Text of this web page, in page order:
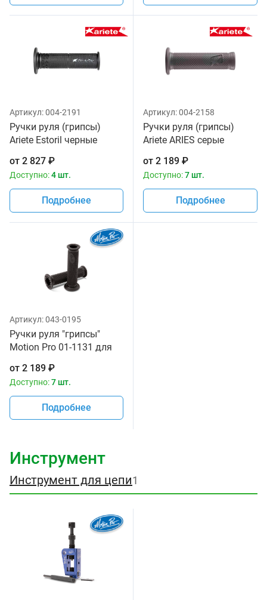
Артикул:004-2191
Ручки руля (грипсы)
Ariete Estoril черные
от 2 827 ₽
Доступно:4 шт.
Подробнее
Артикул:004-2158
Ручки руля (грипсы)
Ariete ARIES серые
от 2 189 ₽
Доступно:7 шт.
Подробнее
Артикул:043-0195
Ручки руля "грипсы"
Motion Pro 01-1131 для
мотоциклов
от 2 189 ₽
Доступно:7 шт.
Подробнее
Инструмент
Инструмент для цепи1